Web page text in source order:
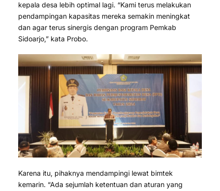
kepala desa lebih optimal lagi. “Kami terus melakukan
pendampingan kapasitas mereka semakin meningkat
dan agar terus sinergis dengan program Pemkab
Sidoarjo,” kata Probo.
Karena itu, pihaknya mendampingi lewat bimtek
kemarin. “Ada sejumlah ketentuan dan aturan yang